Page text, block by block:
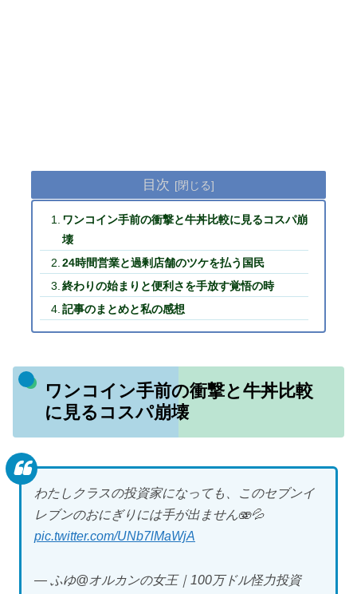
目次
ワンコイン手前の衝撃と牛丼比較に見るコスパ崩
壊
24時間営業と過剰店舗のツケを払う国民
終わりの始まりと便利さを手放す覚悟の時
記事のまとめと私の感想
ワンコイン手前の衝撃と牛丼比較
に見るコスパ崩壊
わたしクラスの投資家になっても、このセブンイ
レブンのおにぎりには手が出ません🫨💦
pic.twitter.com/UNb7lMaWjA
— ふゆ@オルカンの女王｜100万ドル怪力投資